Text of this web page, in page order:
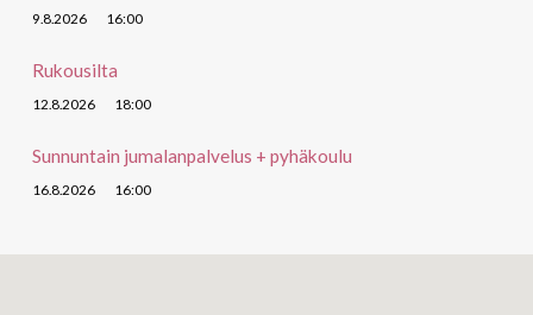
9.8.2026 16:00
Rukousilta
12.8.2026 18:00
Sunnuntain jumalanpalvelus + pyhäkoulu
16.8.2026 16:00